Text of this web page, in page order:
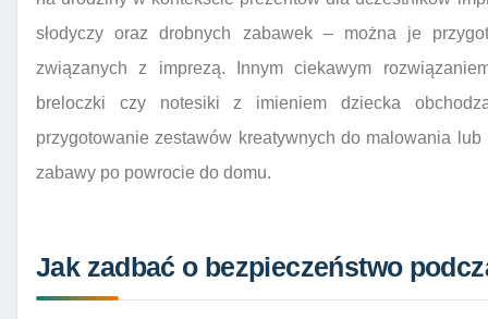
słodyczy oraz drobnych zabawek – można je
związanych z imprezą. Innym ciekawym
breloczki czy notesiki z imieniem dziecka
przygotowanie zestawów kreatywnych do malowania
zabawy po powrocie do domu.
Jak zadbać o bezpieczeństwo